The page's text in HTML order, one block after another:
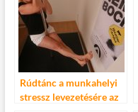
Rúdtánc a munkahelyi
stressz levezetésére az